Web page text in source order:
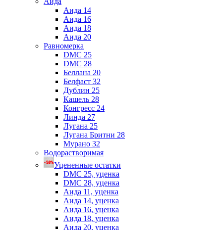
Аида 14
Аида 16
Аида 18
Аида 20
Равномерка
DMC 25
DMC 28
Беллана 20
Белфаст 32
Дублин 25
Кашель 28
Конгресс 24
Линда 27
Лугана 25
Лугана Бритни 28
Мурано 32
Водорастворимая
Уцененные остатки
DMC 25, уценка
DMC 28, уценка
Аида 11, уценка
Аида 14, уценка
Аида 16, уценка
Аида 18, уценка
Аида 20, уценка